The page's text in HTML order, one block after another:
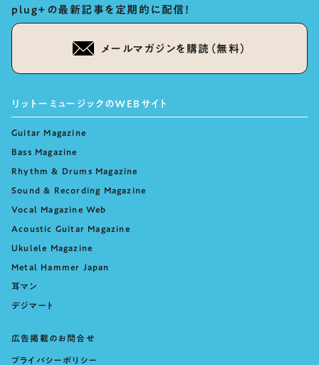
plug+の最新記事を定期的に配信！
メールマガジンを購読（無料）
リットーミュージックのWEBサイト
Guitar Magazine
Bass Magazine
Rhythm & Drums Magazine
Sound & Recording Magazine
Vocal Magazine Web
Acoustic Guitar Magazine
Ukulele Magazine
Metal Hammer Japan
耳マン
デジマート
広告掲載のお問合せ
プライバシーポリシー